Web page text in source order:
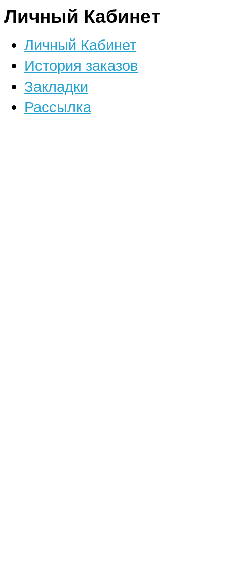
Личный Кабинет
Личный Кабинет
История заказов
Закладки
Рассылка